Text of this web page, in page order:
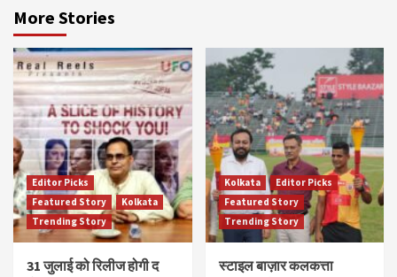
More Stories
Editor Picks
Featured Story
Kolkata
Trending Story
31 जुलाई को रिलीज होगी द
Kolkata
Editor Picks
Featured Story
Trending Story
स्टाइल बाज़ार कलकत्ता